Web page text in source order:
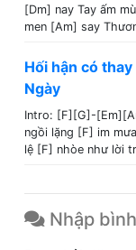
[Dm] nay Tay ấm
men [Am] say
Hối hận có
Ngày
Intro: [F][G]-
ngồi lặng [F] im
lệ [F] nhòe như lời
Nhập